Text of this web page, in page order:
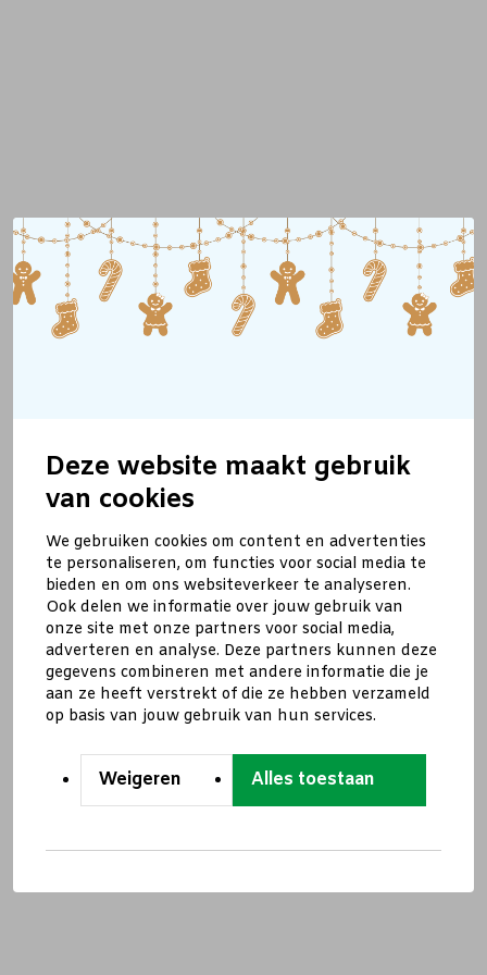
Deze website maakt gebruik
van cookies
We gebruiken cookies om content en advertenties
te personaliseren, om functies voor social media te
bieden en om ons websiteverkeer te analyseren.
Ook delen we informatie over jouw gebruik van
onze site met onze partners voor social media,
adverteren en analyse. Deze partners kunnen deze
gegevens combineren met andere informatie die je
aan ze heeft verstrekt of die ze hebben verzameld
op basis van jouw gebruik van hun services.
Weigeren Alles toestaan